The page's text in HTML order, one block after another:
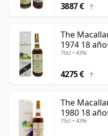
3887 € ?
The
1974 18
70cl • 43%
4275 € ?
The
1980 18
75cl • 43%